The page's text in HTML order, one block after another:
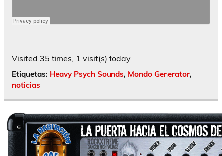
Visited 35 times, 1 visit(s) today
Etiquetas: Heavy Psych Sounds, Mondo Generator,
noticias